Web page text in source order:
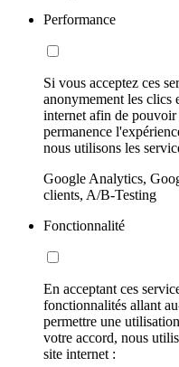
Performance
Si vous acceptez ces
anonymement les clics
internet afin de
permanence
nous utilisons les
Google Analytics,
clients, A/B-Testing
Fonctionnalité
En acceptant ces
fonctionnalités allant
permettre une
votre accord, nous
site internet :